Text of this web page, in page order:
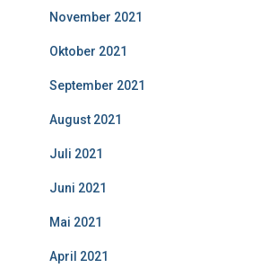
November 2021
Oktober 2021
September 2021
August 2021
Juli 2021
Juni 2021
Mai 2021
April 2021